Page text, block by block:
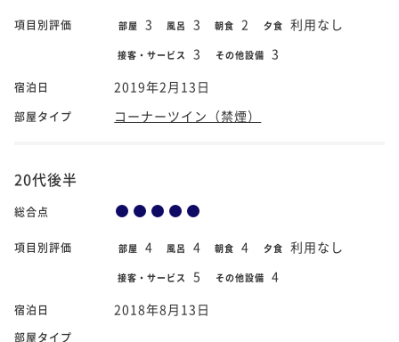
項目別評価 部屋 3 風呂 3 朝食 2 夕食 利用なし
接客・サービス 3 その他設備 3
宿泊日 2019年2月13日
部屋タイプ コーナーツイン（禁煙）
20代後半
総合点
項目別評価 部屋 4 風呂 4 朝食 4 夕食 利用なし
接客・サービス 5 その他設備 4
宿泊日 2018年8月13日
部屋タイプ